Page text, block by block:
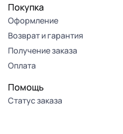
Покупка
Оформление
Возврат и гарантия
Получение заказа
Оплата
Помощь
Статус заказа